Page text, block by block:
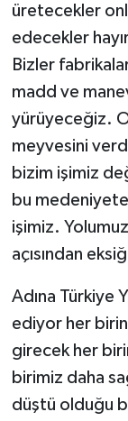
üretecekler
edecekler
Bizler
madd ve
yürüyeceğiz. O
meyvesini
bizim işimiz
bu
işimiz.
açısından
Adına Türkiye
ediyor her
girecek her
birimiz daha
düştü olduğu